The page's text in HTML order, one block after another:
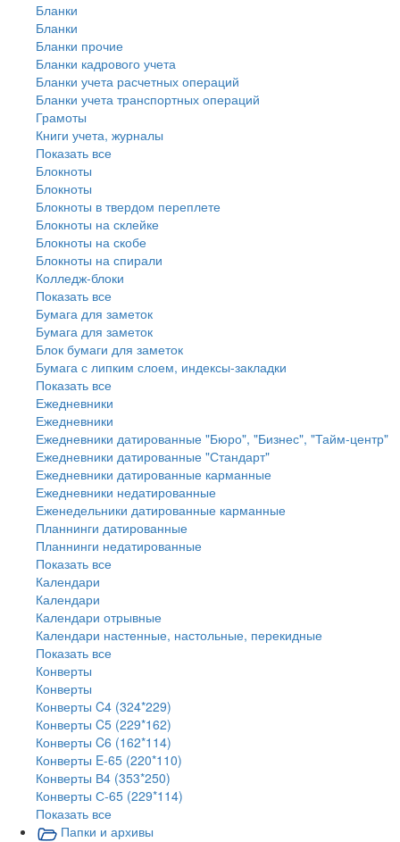
Бланки
Бланки
Бланки прочие
Бланки кадрового учета
Бланки учета расчетных операций
Бланки учета транспортных операций
Грамоты
Книги учета, журналы
Показать все
Блокноты
Блокноты
Блокноты в твердом переплете
Блокноты на склейке
Блокноты на скобе
Блокноты на спирали
Колледж-блоки
Показать все
Бумага для заметок
Бумага для заметок
Блок бумаги для заметок
Бумага с липким слоем, индексы-закладки
Показать все
Ежедневники
Ежедневники
Ежедневники датированные "Бюро", "Бизнес", "Тайм-центр"
Ежедневники датированные "Стандарт"
Ежедневники датированные карманные
Ежедневники недатированные
Еженедельники датированные карманные
Планнинги датированные
Планнинги недатированные
Показать все
Календари
Календари
Календари отрывные
Календари настенные, настольные, перекидные
Показать все
Конверты
Конверты
Конверты C4 (324*229)
Конверты C5 (229*162)
Конверты C6 (162*114)
Конверты E-65 (220*110)
Конверты В4 (353*250)
Конверты С-65 (229*114)
Показать все
Папки и архивы